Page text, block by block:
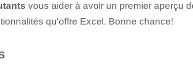
vous aider à avoir un premier aperçu
qu'offre Excel. Bonne chance!